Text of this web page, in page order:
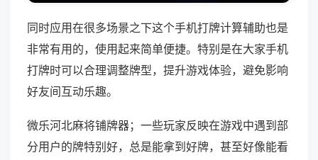
同时应用在很多场景之下这个手机打牌计算辅助也是
非常有用的，使用起来简单便捷。特别是在大家手机
打牌时可以合理调整牌型，提升游戏体验，避免影响
好友间互动乐趣。
微乐河北麻将铺牌器；一些玩家反映在游戏中遇到部
分用户的牌特别好，总是能拿到好牌，甚至好像能看